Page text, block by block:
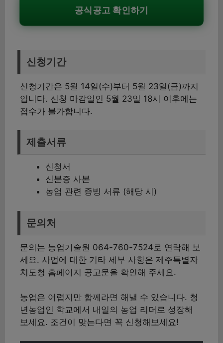
공식공고 확인하기
신청기간
신청기간은 5월 14일(수)부터 5월 23일(금)까지
입니다. 신청 마감일인 5월 23일 18시 이후에는
접수가 불가합니다.
제출서류
신청서
신분증 사본
농업 관련 증빙 서류 (해당 시)
문의처
문의는 농업기술원 064-760-7524로 연락해 보
세요. 사업에 대한 기타 세부 사항은 제주특별자
치도청 홈페이지 공고문을 확인해 주세요.
농업은 어렵지만 함께라면 해낼 수 있습니다. 청
년농업인 학교에서 내일의 농업 리더로 성장해
보세요. 조건이 맞는다면 꼭 신청해보세요!